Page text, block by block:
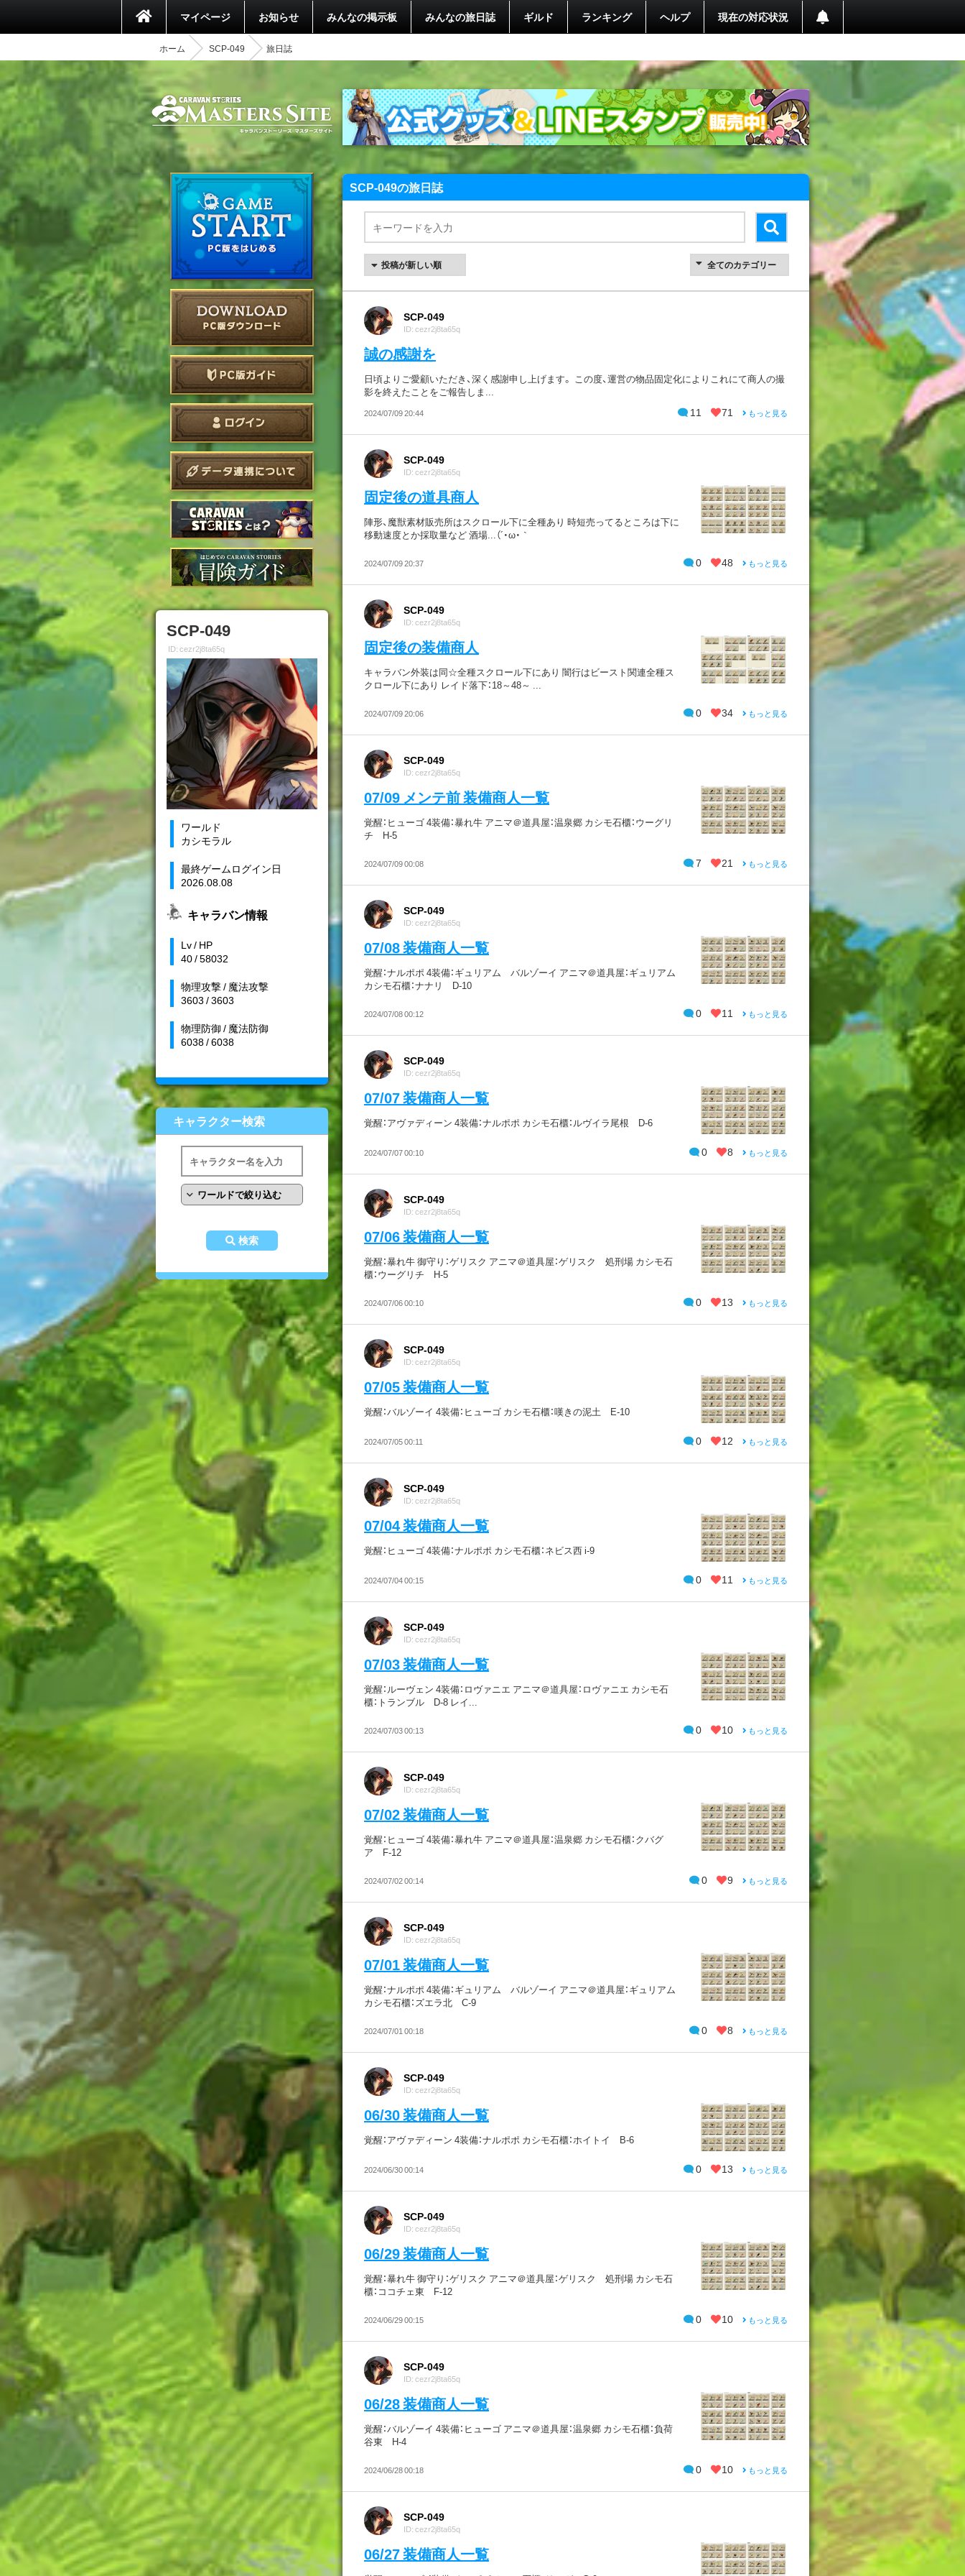
マイページ お知らせ みんなの掲示板 みんなの旅日誌 ギルド ランキング ヘルプ 現在の対応状況
ホーム SCP-049 旅日誌
SCP-049
ID: cezr2j8ta65q
ワールド
カシモラル
最終ゲームログイン日
2026.08.08
キャラバン情報
Lv / HP
40 / 58032
物理攻撃 / 魔法攻撃
3603 / 3603
物理防御 / 魔法防御
6038 / 6038
キャラクター検索
検索
SCP-049の旅日誌
SCP-049
ID: cezr2j8ta65q
誠の感謝を
日頃よりご愛顧いただき、深く感謝申し上げます。 この度、運営の物品固定化によりこれにて商人の撮
影を終えたことをご報告しま...
2024/07/09 20:44 11 71 もっと見る
SCP-049
ID: cezr2j8ta65q
固定後の道具商人
陣形、魔獣素材販売所はスクロール下に全種あり 時短売ってるところは下に
移動速度とか採取量など 酒場...（´・ω・｀
2024/07/09 20:37 0 48 もっと見る
SCP-049
ID: cezr2j8ta65q
固定後の装備商人
キャラバン外装は同☆全種スクロール下にあり 闇行はビースト関連全種ス
クロール下にあり レイド落下：18～48～ ...
2024/07/09 20:06 0 34 もっと見る
SCP-049
ID: cezr2j8ta65q
07/09 メンテ前 装備商人一覧
覚醒：ヒューゴ 4装備：暴れ牛 アニマ＠道具屋：温泉郷 カシモ石櫃：ウーグリ
チ H-5
2024/07/09 00:08 7 21 もっと見る
SCP-049
ID: cezr2j8ta65q
07/08 装備商人一覧
覚醒：ナルポポ 4装備：ギュリアム バルゾーイ アニマ＠道具屋：ギュリアム
カシモ石櫃：ナナリ D-10
2024/07/08 00:12 0 11 もっと見る
SCP-049
ID: cezr2j8ta65q
07/07 装備商人一覧
覚醒：アヴァディーン 4装備：ナルポポ カシモ石櫃：ルヴイラ尾根 D-6
2024/07/07 00:10 0 8 もっと見る
SCP-049
ID: cezr2j8ta65q
07/06 装備商人一覧
覚醒：暴れ牛 御守り：ゲリスク アニマ＠道具屋：ゲリスク 処刑場 カシモ石
櫃：ウーグリチ H-5
2024/07/06 00:10 0 13 もっと見る
SCP-049
ID: cezr2j8ta65q
07/05 装備商人一覧
覚醒：バルゾーイ 4装備：ヒューゴ カシモ石櫃：嘆きの泥土 E-10
2024/07/05 00:11 0 12 もっと見る
SCP-049
ID: cezr2j8ta65q
07/04 装備商人一覧
覚醒：ヒューゴ 4装備：ナルポポ カシモ石櫃：ネビス西 i-9
2024/07/04 00:15 0 11 もっと見る
SCP-049
ID: cezr2j8ta65q
07/03 装備商人一覧
覚醒：ルーヴェン 4装備：ロヴァニエ アニマ＠道具屋：ロヴァニエ カシモ石
櫃：トランブル D-8 レイ...
2024/07/03 00:13 0 10 もっと見る
SCP-049
ID: cezr2j8ta65q
07/02 装備商人一覧
覚醒：ヒューゴ 4装備：暴れ牛 アニマ＠道具屋：温泉郷 カシモ石櫃：クバグ
ア F-12
2024/07/02 00:14 0 9 もっと見る
SCP-049
ID: cezr2j8ta65q
07/01 装備商人一覧
覚醒：ナルポポ 4装備：ギュリアム バルゾーイ アニマ＠道具屋：ギュリアム
カシモ石櫃：ズエラ北 C-9
2024/07/01 00:18 0 8 もっと見る
SCP-049
ID: cezr2j8ta65q
06/30 装備商人一覧
覚醒：アヴァディーン 4装備：ナルポポ カシモ石櫃：ホイトイ B-6
2024/06/30 00:14 0 13 もっと見る
SCP-049
ID: cezr2j8ta65q
06/29 装備商人一覧
覚醒：暴れ牛 御守り：ゲリスク アニマ＠道具屋：ゲリスク 処刑場 カシモ石
櫃：ココチェ東 F-12
2024/06/29 00:15 0 10 もっと見る
SCP-049
ID: cezr2j8ta65q
06/28 装備商人一覧
覚醒：バルゾーイ 4装備：ヒューゴ アニマ＠道具屋：温泉郷 カシモ石櫃：負荷
谷東 H-4
2024/06/28 00:18 0 10 もっと見る
SCP-049
ID: cezr2j8ta65q
06/27 装備商人一覧